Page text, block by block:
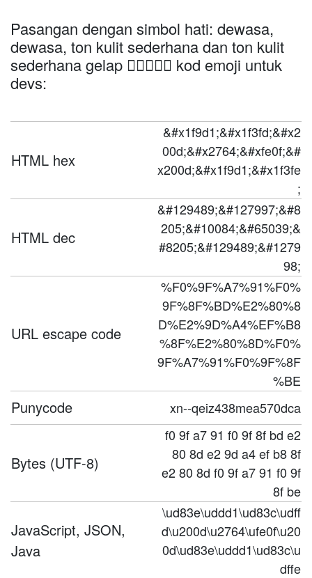
Pasangan dengan simbol hati: dewasa,
dewasa, ton kulit sederhana dan ton kulit
sederhana gelap 🧑🏽‍❤️‍🧑🏾 kod emoji untuk
devs:
HTML hex
&#x1f9d1;&#x1f3fd;&#x2
00d;&#x2764;&#xfe0f;&#
x200d;&#x1f9d1;&#x1f3fe
;
HTML dec
&#129489;&#127997;&#8
205;&#10084;&#65039;&
#8205;&#129489;&#1279
98;
URL escape code
%F0%9F%A7%91%F0%
9F%8F%BD%E2%80%8
D%E2%9D%A4%EF%B8
%8F%E2%80%8D%F0%
9F%A7%91%F0%9F%8F
%BE
Punycode xn--qeiz438mea570dca
Bytes (UTF-8)
f0 9f a7 91 f0 9f 8f bd e2
80 8d e2 9d a4 ef b8 8f
e2 80 8d f0 9f a7 91 f0 9f
8f be
JavaScript, JSON,
Java
\ud83e\uddd1\ud83c\udff
d\u200d\u2764\ufe0f\u20
0d\ud83e\uddd1\ud83c\u
dffe